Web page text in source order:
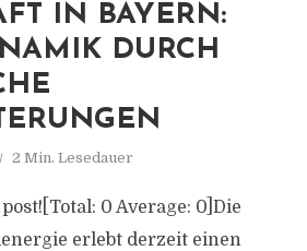
IN BAYERN:
DURCH
2 Min. Lesedauer
0 Average: 0]Die
erlebt derzeit einen